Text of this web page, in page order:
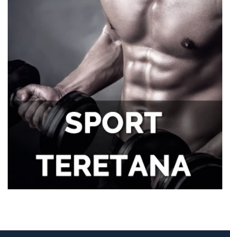
Zdravlje zuba i samopouzdanje: Zašto je
osmeh ključan za svakog muškarca
Tegobe sa sinusima koje muškarci
najčešće trpe bez odlaska kod lekara
Kako kancelarija postaje mesto
efikasnosti i mentalne jasnoće?